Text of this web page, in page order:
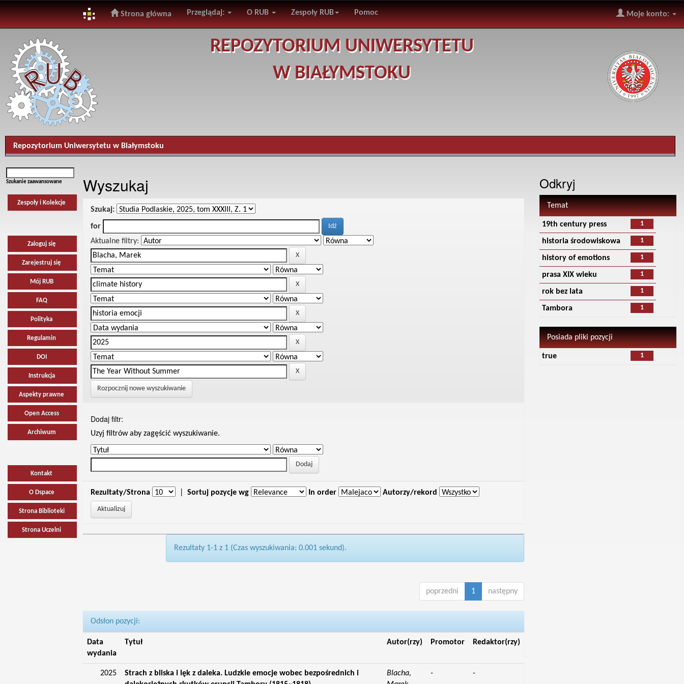
navigation
Strona główna Przeglądaj: O RUB Zespoły RUB Pomoc Moje konto:
REPOZYTORIUM UNIWERSYTETU
W BIAŁYMSTOKU
Repozytorium Uniwersytetu w Białymstoku
Szukanie zaawansowane
Zespoły i Kolekcje
Zaloguj się
Zarejestruj się
Mój RUB
FAQ
Polityka
Regulamin
DOI
Instrukcja
Aspekty prawne
Open Access
Archiwum
Kontakt
O Dspace
Strona Biblioteki
Strona Uczelni
Wyszukaj
Szukaj:
for
Aktualne filtry:
Rozpocznij nowe wyszukiwanie
Dodaj filtr:
Uzyj filtrów aby zagęścić wyszukiwanie.
Rezultaty/Strona Sortuj pozycje wg In order Autorzy/rekord
Rezultaty 1-1 z 1 (Czas wyszukiwania: 0.001 sekund).
poprzedni 1 następny
Odsłon pozycji:
Data
wydania
Tytuł Autor(rzy) Promotor Redaktor(rzy)
2025
Strach z bliska i lęk z daleka. Ludzkie emocje wobec bezpośrednich i
Blacha,
- -
Odkryj
Temat
1
19th century press
1
historia środowiskowa
1
history of emotions
1
prasa XIX wieku
1
rok bez lata
1
Tambora
Posiada pliki pozycji
1
true